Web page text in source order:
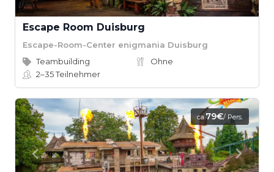
Escape Room Duisburg
Escape-Room-Center enigmania Duisburg
Teambuilding
Ohne
2–35Teilnehmer
ca.79€/ Pers.